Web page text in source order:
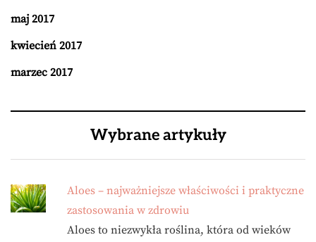
maj 2017
kwiecień 2017
marzec 2017
Wybrane artykuły
Aloes – najważniejsze właściwości i praktyczne
zastosowania w zdrowiu
Aloes to niezwykła roślina, która od wieków